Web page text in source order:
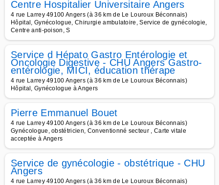
Centre Hospitalier Universitaire Angers
4 rue Larrey 49100 Angers (à 36 km de Le Louroux Béconnais)
Hôpital, Gynécologue, Chirurgie ambulatoire, Service de gynécologie,
Centre anti-poison, S
Service d Hépato Gastro Entérologie et
Oncologie Digestive - CHU Angers Gastro-
entérologie, MICI, éducation thérape
4 rue Larrey 49100 Angers (à 36 km de Le Louroux Béconnais)
Hôpital, Gynécologue à Angers
Pierre Emmanuel Bouet
4 rue Larrey 49100 Angers (à 36 km de Le Louroux Béconnais)
Gynécologue, obstétricien, Conventionné secteur , Carte vitale
acceptée à Angers
Service de gynécologie - obstétrique - CHU
Angers
4 rue Larrey 49100 Angers (à 36 km de Le Louroux Béconnais)